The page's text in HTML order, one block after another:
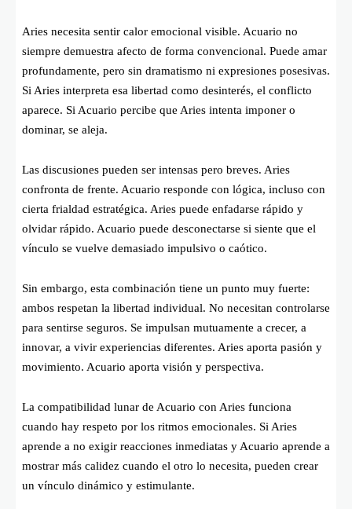
Aries necesita sentir calor emocional visible. Acuario no
siempre demuestra afecto de forma convencional. Puede amar
profundamente, pero sin dramatismo ni expresiones posesivas.
Si Aries interpreta esa libertad como desinterés, el conflicto
aparece. Si Acuario percibe que Aries intenta imponer o
dominar, se aleja.
Las discusiones pueden ser intensas pero breves. Aries
confronta de frente. Acuario responde con lógica, incluso con
cierta frialdad estratégica. Aries puede enfadarse rápido y
olvidar rápido. Acuario puede desconectarse si siente que el
vínculo se vuelve demasiado impulsivo o caótico.
Sin embargo, esta combinación tiene un punto muy fuerte:
ambos respetan la libertad individual. No necesitan controlarse
para sentirse seguros. Se impulsan mutuamente a crecer, a
innovar, a vivir experiencias diferentes. Aries aporta pasión y
movimiento. Acuario aporta visión y perspectiva.
La compatibilidad lunar de Acuario con Aries funciona
cuando hay respeto por los ritmos emocionales. Si Aries
aprende a no exigir reacciones inmediatas y Acuario aprende a
mostrar más calidez cuando el otro lo necesita, pueden crear
un vínculo dinámico y estimulante.